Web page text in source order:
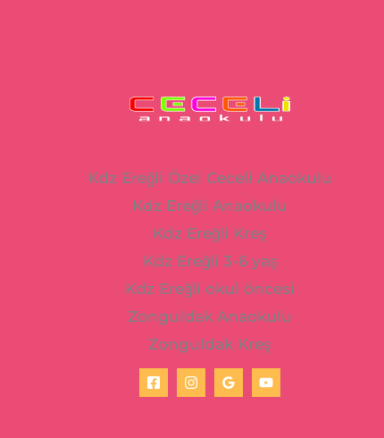
Kdz Ereğli Özel Ceceli Anaokulu
Kdz Ereğli Anaokulu
Kdz Ereğli Kreş
Kdz Ereğli 3-6 yaş
Kdz Ereğli okul öncesi
Zonguldak Anaokulu
Zonguldak Kreş